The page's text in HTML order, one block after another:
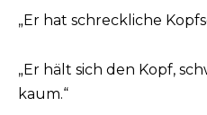
„Er hat schreckliche
„Er hält sich den Kopf,
kaum.“